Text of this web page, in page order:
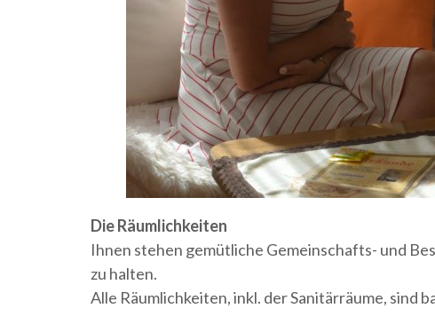
Die Räumlichkeiten
Ihnen stehen gemütliche Gemeinschafts- und
zu halten.
Alle Räumlichkeiten, inkl. der Sanitärräume, sind